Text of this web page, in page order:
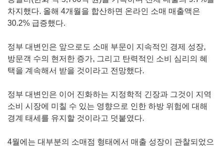
차지했다. 올해 4개월을 합산하면 온라인 소매 매출액은
30.2% 급증했다.
정부 대변인은 앞으로도 소매 부문이 지속적인 경제 성장,
방문객 수의 현저한 증가, 그리고 탄력적인 소비 심리의 혜
택을 계속해서 받을 것이라고 전망했다.
정부 대변인은 이어 진화하는 지정학적 긴장과 그것이 지역
소비 시장에 미칠 수 있는 영향으로 인한 하방 위험에 대해
경계 태세를 유지할 것이라고 덧붙였다.
4월에는 대부분의 소매점 형태에서 매출 성장이 관찰되었으